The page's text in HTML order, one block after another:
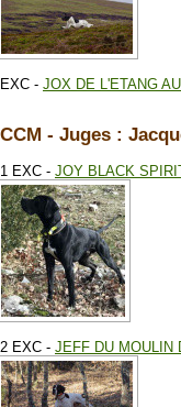
EXC - JOX DE L'ETANG
CCM - Juges :
1 EXC - JOY BLACK
2 EXC - JEFF DU MOULIN